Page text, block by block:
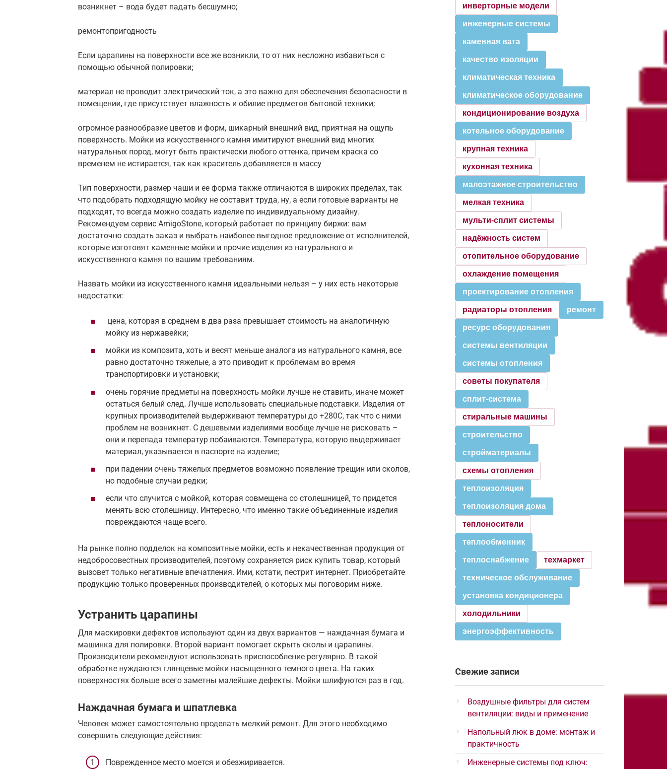
возникнет – вода будет падать бесшумно;
ремонтопригодность
Если царапины на поверхности все же возникли, то от них несложно избавиться с
помощью обычной полировки;
материал не проводит электрический ток, а это важно для обеспечения безопасности в
помещении, где присутствует влажность и обилие предметов бытовой техники;
огромное разнообразие цветов и форм, шикарный внешний вид, приятная на ощупь
поверхность. Мойки из искусственного камня имитируют внешний вид многих
натуральных пород, могут быть практически любого оттенка, причем краска со
временем не истирается, так как краситель добавляется в массу
Тип поверхности, размер чаши и ее форма также отличаются в широких пределах, так
что подобрать подходящую мойку не составит труда, ну, а если готовые варианты не
подходят, то всегда можно создать изделие по индивидуальному дизайну.
Рекомендуем сервис AmigoStone, который работает по принципу биржи: вам
достаточно создать заказ и выбрать наиболее выгодное предложение от исполнителей,
которые изготовят каменные мойки и прочие изделия из натурального и
искусственного камня по вашим требованиям.
Назвать мойки из искусственного камня идеальными нельзя – у них есть некоторые
недостатки:
цена, которая в среднем в два раза превышает стоимость на аналогичную
мойку из нержавейки;
мойки из композита, хоть и весят меньше аналога из натурального камня, все
равно достаточно тяжелые, а это приводит к проблемам во время
транспортировки и установки;
очень горячие предметы на поверхность мойки лучше не ставить, иначе может
остаться белый след. Лучше использовать специальные подставки. Изделия от
крупных производителей выдерживают температуры до +280С, так что с ними
проблем не возникнет. С дешевыми изделиями вообще лучше не рисковать –
они и перепада температур побаиваются. Температура, которую выдерживает
материал, указывается в паспорте на изделие;
при падении очень тяжелых предметов возможно появление трещин или сколов,
но подобные случаи редки;
если что случится с мойкой, которая совмещена со столешницей, то придется
менять всю столешницу. Интересно, что именно такие объединенные изделия
повреждаются чаще всего.
На рынке полно подделок на композитные мойки, есть и некачественная продукция от
недобросовестных производителей, поэтому сохраняется риск купить товар, который
вызовет только негативные впечатления. Ими, кстати, пестрит интернет. Приобретайте
продукцию только проверенных производителей, о которых мы поговорим ниже.
Устранить царапины
Для маскировки дефектов используют один из двух вариантов — наждачная бумага и
машинка для полировки. Второй вариант помогает скрыть сколы и царапины.
Производители рекомендуют использовать приспособление регулярно. В такой
обработке нуждаются глянцевые мойки насыщенного темного цвета. На таких
поверхностях больше всего заметны малейшие дефекты. Мойки шлифуются раз в год.
Наждачная бумага и шпатлевка
Человек может самостоятельно проделать мелкий ремонт. Для этого необходимо
совершить следующие действия:
Поврежденное место моется и обезжиривается.
инверторные модели
инженерные системы
каменная вата
качество изоляции
климатическая техника
климатическое оборудование
кондиционирование воздуха
котельное оборудование
крупная техника
кухонная техника
малоэтажное строительство
мелкая техника
мульти-сплит системы
надёжность систем
отопительное оборудование
охлаждение помещения
проектирование отопления
радиаторы отопления ремонт
ресурс оборудования
системы вентиляции
системы отопления
советы покупателя
сплит-система
стиральные машины
строительство
стройматериалы
схемы отопления
теплоизоляция
теплоизоляция дома
теплоносители
теплообменник
теплоснабжение техмаркет
техническое обслуживание
установка кондиционера
холодильники
энергоэффективность
Свежие записи
Воздушные фильтры для систем
вентиляции: виды и применение
Напольный люк в доме: монтаж и
практичность
Инженерные системы под ключ: